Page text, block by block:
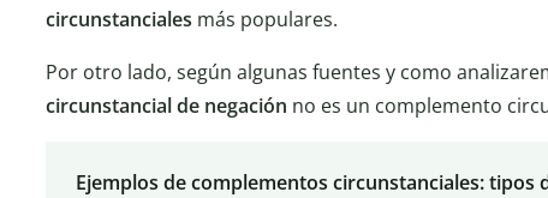
circunstanciales más populares.
Por otro lado, según algunas fuentes y como
circunstancial de negación no es un complemento
Ejemplos de complementos circunstanciales: tipos